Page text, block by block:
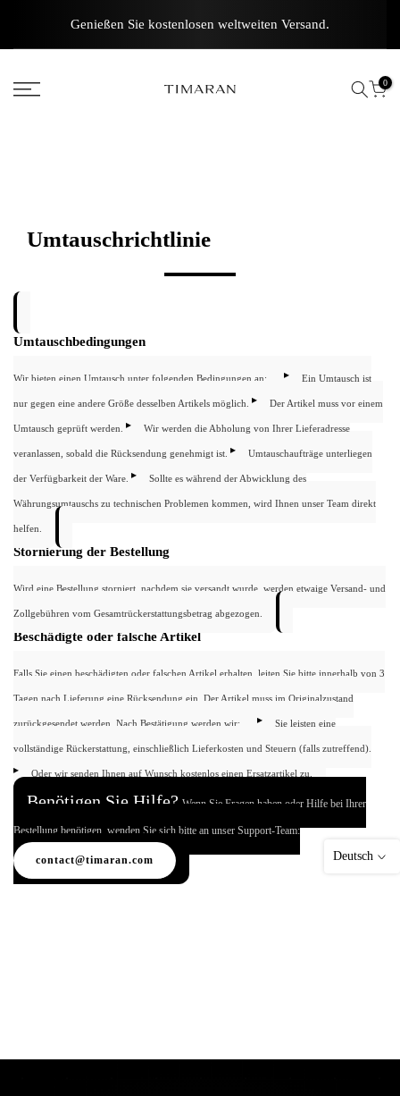
Genießen Sie kostenlosen weltweiten Versand.
0
Umtauschrichtlinie
Umtauschbedingungen
Wir bieten einen Umtausch unter folgenden Bedingungen an: Ein Umtausch ist
nur gegen eine andere Größe desselben Artikels möglich. Der Artikel muss vor einem
Umtausch geprüft werden. Wir werden die Abholung von Ihrer Lieferadresse
veranlassen, sobald die Rücksendung genehmigt ist. Umtauschaufträge unterliegen
der Verfügbarkeit der Ware. Sollte es während der Abwicklung des
Währungsumtauschs zu technischen Problemen kommen, wird Ihnen unser Team direkt
helfen.
Stornierung der Bestellung
Wird eine Bestellung storniert, nachdem sie versandt wurde, werden etwaige Versand- und
Zollgebühren vom Gesamtrückerstattungsbetrag abgezogen.
Beschädigte oder falsche Artikel
Falls Sie einen beschädigten oder falschen Artikel erhalten, leiten Sie bitte innerhalb von 3
Tagen nach Lieferung eine Rücksendung ein. Der Artikel muss im Originalzustand
zurückgesendet werden. Nach Bestätigung werden wir: Sie leisten eine
vollständige Rückerstattung, einschließlich Lieferkosten und Steuern (falls zutreffend).
Oder wir senden Ihnen auf Wunsch kostenlos einen Ersatzartikel zu.
Benötigen Sie Hilfe? Wenn Sie Fragen haben oder Hilfe bei Ihrer
Bestellung benötigen, wenden Sie sich bitte an unser Support-Team:
contact@timaran.com Deutsch